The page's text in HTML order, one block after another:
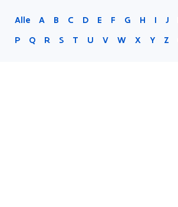
Alle A B C D E F G H I J
P
Q R S T U V W X Y Z